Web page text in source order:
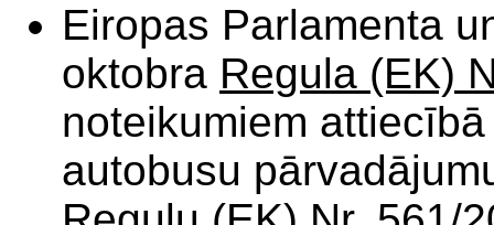
Eiropas Parlamenta
oktobra Regula (EK)
noteikumiem
autobusu